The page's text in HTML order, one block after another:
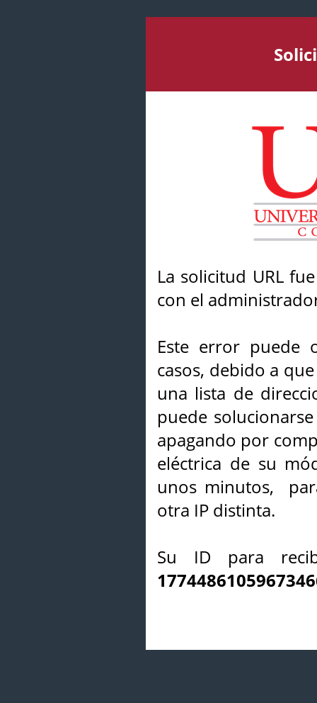
La solicitud URL
con el
Este error puede
casos, debido a
una lista de
puede
apagando por
eléctrica de su
unos minutos,
otra IP distinta.
Su ID para